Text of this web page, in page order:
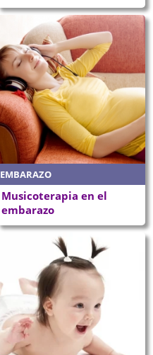
EMBARAZO
Musicoterapia en el
embarazo